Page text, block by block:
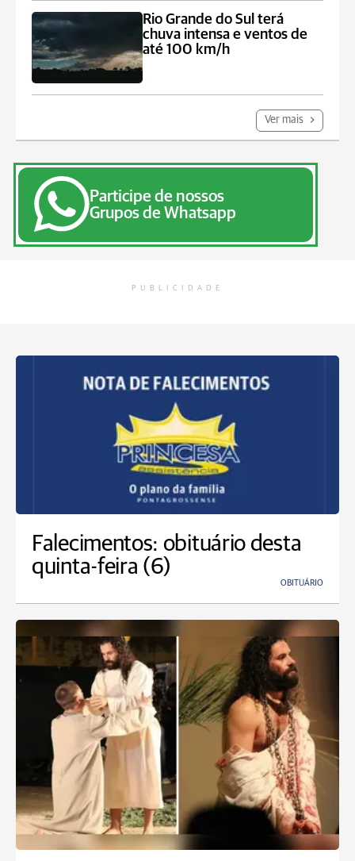
Rio Grande do Sul terá
chuva intensa e ventos de
até 100 km/h
Ver mais
Participe de nossos
Grupos de Whatsapp
PUBLICIDADE
Falecimentos: obituário desta
quinta-feira (6)
OBITUÁRIO